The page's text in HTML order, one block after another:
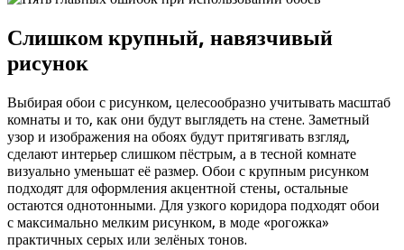
Слишком крупный, навязчивый
рисунок
Выбирая обои с рисунком, целесообразно учитывать масштаб
комнаты и то, как они будут выглядеть на стене. Заметный
узор и изображения на обоях будут притягивать взгляд,
сделают интерьер слишком пёстрым, а в тесной комнате
визуально уменьшат её размер. Обои с крупным рисунком
подходят для оформления акцентной стены, остальные
остаются однотонными. Для узкого коридора подходят обои
с максимально мелким рисунком, в моде «рогожка»
практичных серых или зелёных тонов.